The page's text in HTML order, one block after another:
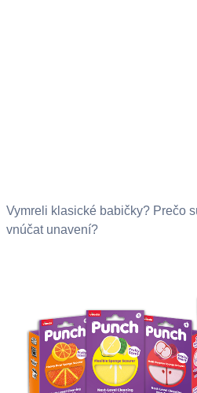
Vymreli klasické babičky? Prečo
vnúčat unavení?